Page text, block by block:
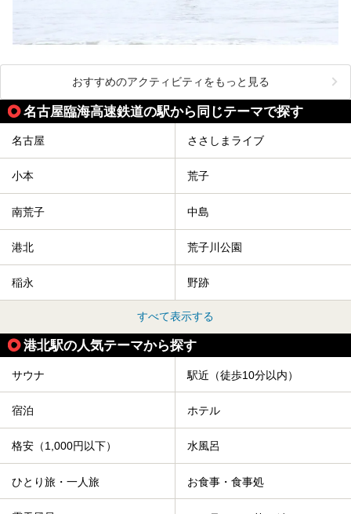
おすすめのアクティビティをもっと見る
名古屋臨海高速鉄道の駅から同じテーマで探す
名古屋 ささしまライブ
小本 荒子
南荒子 中島
港北 荒子川公園
稲永 野跡
すべて表示する
港北駅の人気テーマから探す
サウナ 駅近（徒歩10分以内）
宿泊 ホテル
格安（1,000円以下） 水風呂
ひとり旅・一人旅 お食事・食事処